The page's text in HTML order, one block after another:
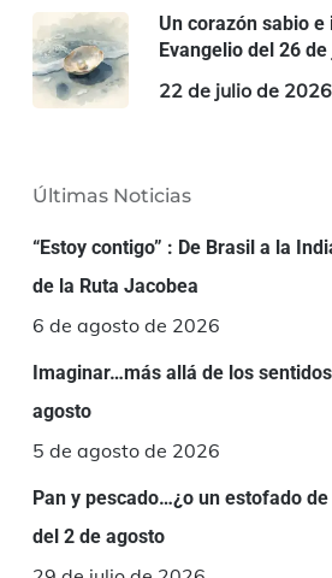
Un corazón sabio e
Evangelio del 26
22 de julio de 2026
Últimas Noticias
“Estoy contigo” : De Brasil a la
de la Ruta Jacobea
6 de agosto de 2026
Imaginar…más allá de los
agosto
5 de agosto de 2026
Pan y pescado…¿o un estofado
del 2 de agosto